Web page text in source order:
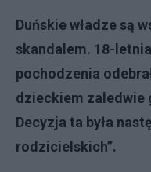
Duńskie władze są
skandalem. 18-
pochodzenia
dzieckiem zaledwie
Decyzja ta była
rodzicielskich”.